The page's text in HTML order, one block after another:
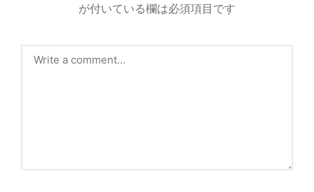
が付いている欄は必須項目です